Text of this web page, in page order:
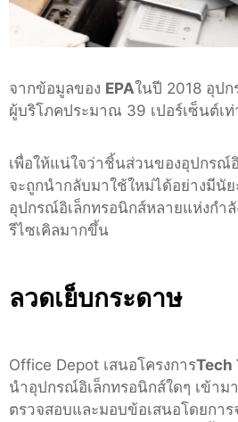
จากข้อมูลของ EPAในปี 2018 อุป
ผู้บริโภคประมาณ 39 เปอร์เซ็นต์เ
เพื่อให้แน่ใจว่าชิ้นส่วนของอุปกรณ์
จะถูกนำกลับมาใช้ใหม่ได้อย่างมีนั
อุปกรณ์อิเล็กทรอนิกส์หลายแห่งกำ
รีไซเคิลมากขึ้น
ลวดเย็บกระดาษ
Office Depot เสนอโครงการTech
นำอุปกรณ์อิเล็กทรอนิกส์ใดๆ เข้าม
ตรวจสอบและมอบข้อเสนอโดยกา